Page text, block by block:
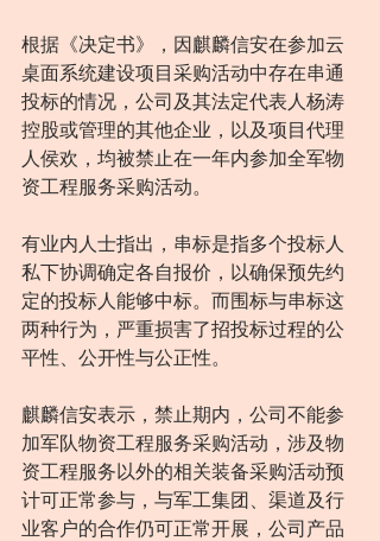
根据《决定书》，因麒麟信安在参加云
桌面系统建设项目采购活动中存在串通
投标的情况，公司及其法定代表人杨涛
控股或管理的其他企业，以及项目代理
人侯欢，均被禁止在一年内参加全军物
资工程服务采购活动。
有业内人士指出，串标是指多个投标人
私下协调确定各自报价，以确保预先约
定的投标人能够中标。而围标与串标这
两种行为，严重损害了招投标过程的公
平性、公开性与公正性。
麒麟信安表示，禁止期内，公司不能参
加军队物资工程服务采购活动，涉及物
资工程服务以外的相关装备采购活动预
计可正常参与，与军工集团、渠道及行
业客户的合作仍可正常开展，公司产品